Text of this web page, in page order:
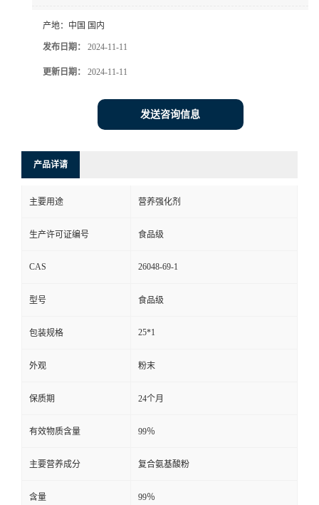
产地： 中国 国内
发布日期： 2024-11-11
更新日期： 2024-11-11
发送咨询信息
产品详请
主要用途 营养强化剂
生产许可证编号 食品级
CAS 26048-69-1
型号 食品级
包装规格 25*1
外观 粉末
保质期 24个月
有效物质含量 99％
主要营养成分 复合氨基酸粉
含量 99％